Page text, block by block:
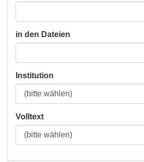
in den Dateien
Institution
Volltext